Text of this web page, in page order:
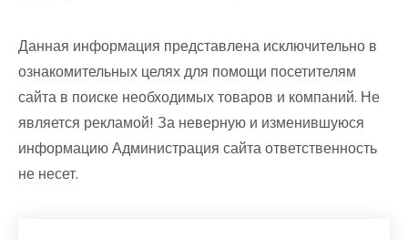
Данная информация представлена исключительно в
ознакомительных целях для помощи посетителям
сайта в поиске необходимых товаров и компаний. Не
является рекламой! За неверную и изменившуюся
информацию Администрация сайта ответственность
не несет.